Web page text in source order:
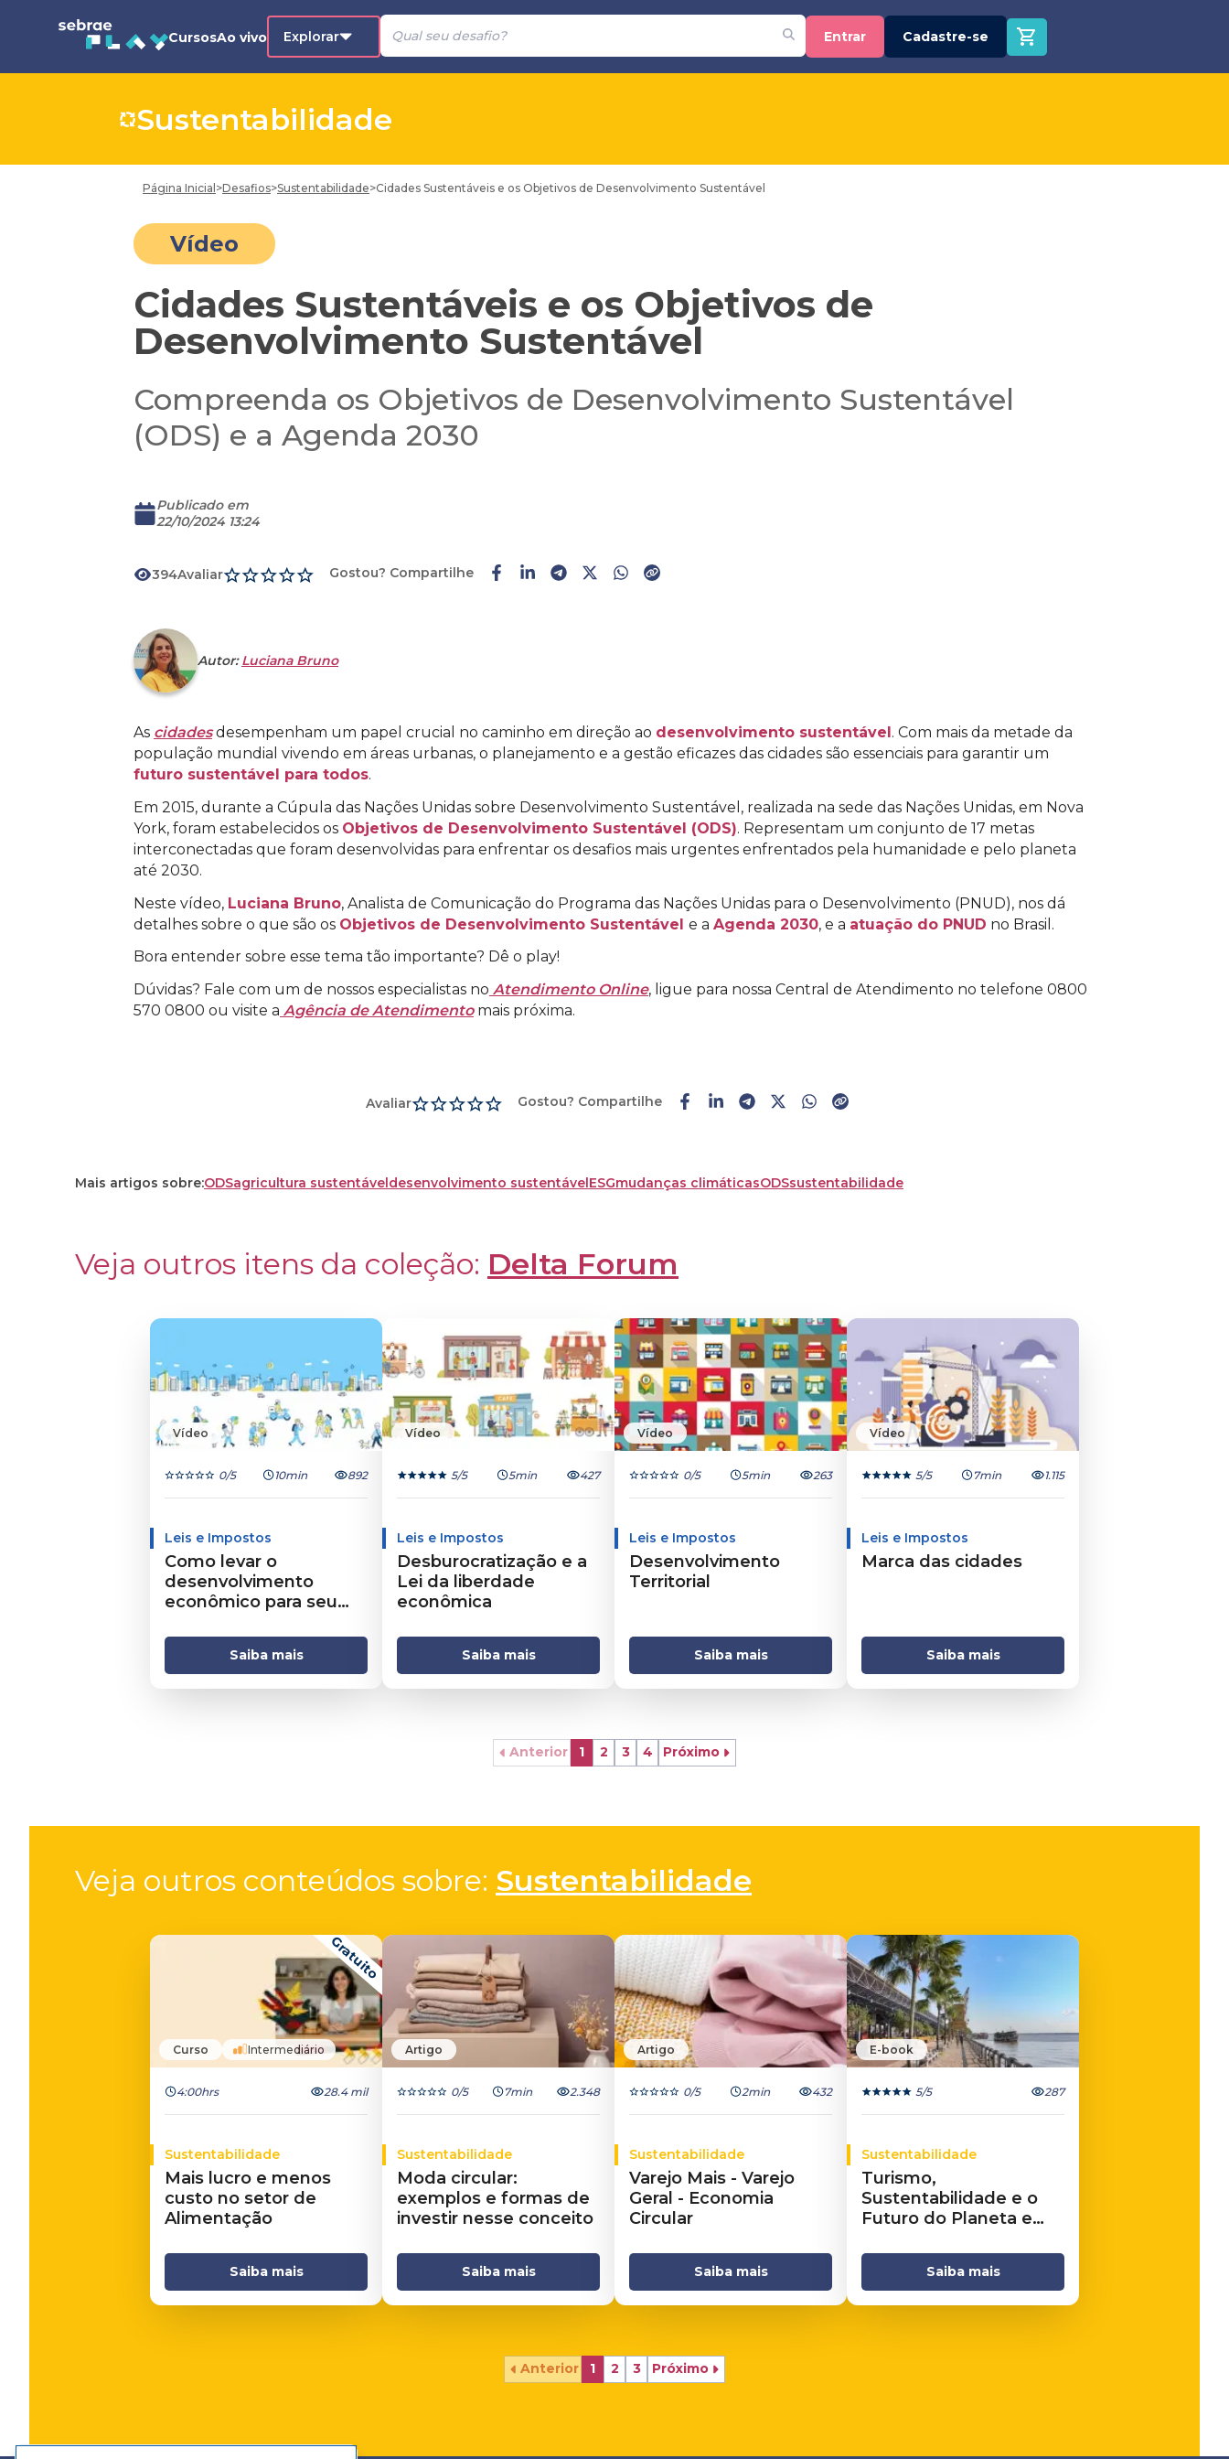
CursosAo vivo Explorar Entrar Cadastre-se
Sustentabilidade
Página Inicial >Desafios>Sustentabilidade>Cidades Sustentáveis e os Objetivos de Desenvolvimento Sustentável
Vídeo
Cidades Sustentáveis e os Objetivos de
Desenvolvimento Sustentável
Compreenda os Objetivos de Desenvolvimento Sustentável
(ODS) e a Agenda 2030
Publicado em
22/10/2024 13:24
394Avaliar Gostou? Compartilhe
Autor:Luciana Bruno
As cidadesdesempenham um papel crucial no caminho em direção ao desenvolvimento sustentável. Com mais da metade da
população mundial vivendo em áreas urbanas, o planejamento e a gestão eficazes das cidades são essenciais para garantir um
futuro sustentável para todos.
Em 2015, durante a Cúpula das Nações Unidas sobre Desenvolvimento Sustentável, realizada na sede das Nações Unidas, em Nova
York, foram estabelecidos os Objetivos de Desenvolvimento Sustentável (ODS). Representam um conjunto de 17 metas
interconectadas que foram desenvolvidas para enfrentar os desafios mais urgentes enfrentados pela humanidade e pelo planeta
até 2030.
Neste vídeo, Luciana Bruno, Analista de Comunicação do Programa das Nações Unidas para o Desenvolvimento (PNUD), nos dá
detalhes sobre o que são os Objetivos de Desenvolvimento Sustentável e a Agenda 2030, e a atuação do PNUD no Brasil.
Bora entender sobre esse tema tão importante? Dê o play!
Dúvidas? Fale com um de nossos especialistas no Atendimento Online, ligue para nossa Central de Atendimento no telefone 0800
570 0800 ou visite a Agência de Atendimentomais próxima.
Avaliar Gostou? Compartilhe
Mais artigos sobre:ODSagricultura sustentáveldesenvolvimento sustentávelESGmudanças climáticasODSsustentabilidade
Veja outros itens da coleção: Delta Forum
Vídeo
0/5 10min 892
Leis e Impostos
Como levar o
desenvolvimento
econômico para seu
Saiba mais
Vídeo
5/5 5min 427
Leis e Impostos
Desburocratização e a
Lei da liberdade
econômica
Saiba mais
Vídeo
0/5 5min 263
Leis e Impostos
Desenvolvimento
Territorial
Saiba mais
Vídeo
5/5 7min 1.115
Leis e Impostos
Marca das cidades
Saiba mais
Anterior 1 2 3 4 Próximo
Veja outros conteúdos sobre: Sustentabilidade
Gratuito
Curso Intermediário
4:00hrs 28.4 mil
Sustentabilidade
Mais lucro e menos
custo no setor de
Alimentação
Saiba mais
Artigo
0/5 7min 2.348
Sustentabilidade
Moda circular:
exemplos e formas de
investir nesse conceito
Saiba mais
Artigo
0/5 2min 432
Sustentabilidade
Varejo Mais - Varejo
Geral - Economia
Circular
Saiba mais
E-book
5/5 287
Sustentabilidade
Turismo,
Sustentabilidade e o
Futuro do Planeta e
Saiba mais
Anterior 1 2 3 Próximo